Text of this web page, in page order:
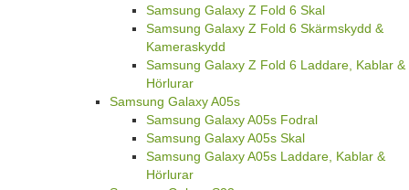
Samsung Galaxy Z Fold 6 Skal
Samsung Galaxy Z Fold 6 Skärmskydd &
Kameraskydd
Samsung Galaxy Z Fold 6 Laddare, Kablar &
Hörlurar
Samsung Galaxy A05s
Samsung Galaxy A05s Fodral
Samsung Galaxy A05s Skal
Samsung Galaxy A05s Laddare, Kablar &
Hörlurar